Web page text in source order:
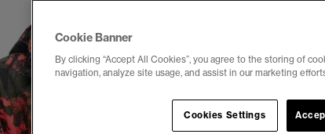
Cookie Banner
By clicking “Accept All Cookies”, you agree to the storing of
navigation, analyze site usage, and assist in our marketing
Cookies Settings